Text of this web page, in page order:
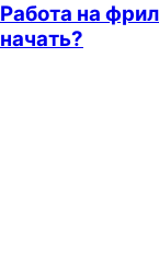
Работа на
начать?